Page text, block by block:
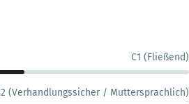
C1 (Fließend)
(Verhandlungssicher / Muttersprachlich)